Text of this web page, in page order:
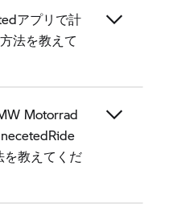
アプリで計
法を教えて
Motorrad
教えてくだ